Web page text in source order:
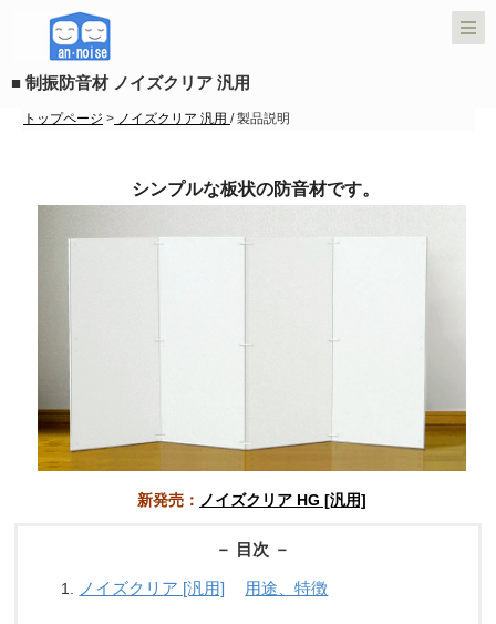
■ 制振防音材 ノイズクリア 汎用
トップページ > ノイズクリア 汎用 / 製品説明
シンプルな板状の防音材です。
新発売： ノイズクリア HG [汎用]
－ 目次 －
1. ノイズクリア [汎用] 用途、特徴